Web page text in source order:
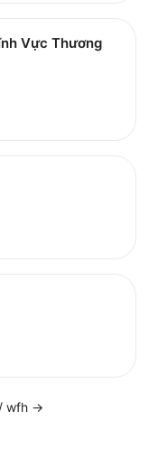
Vực Thương
wfh→